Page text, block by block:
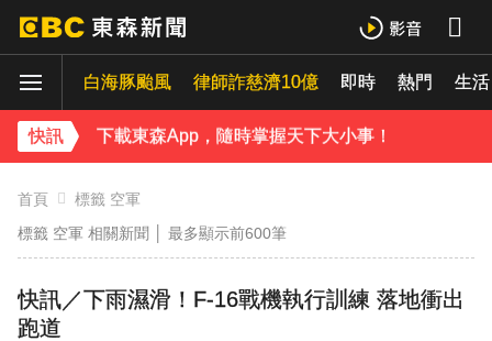
白海豚颱風 律師詐慈濟10億 即時 熱門 生活
快訊
下載東森App，隨時掌握天下大小事！
《理財達人秀》X 安聯投信免費講座報名中！搶先卡位 2027
下載東森App，隨時掌握天下大小事！
首頁
標籤 空軍
標籤 空軍 相關新聞 │ 最多顯示前600筆
快訊／下雨濕滑！F-16戰機執行訓練 落地衝出
跑道